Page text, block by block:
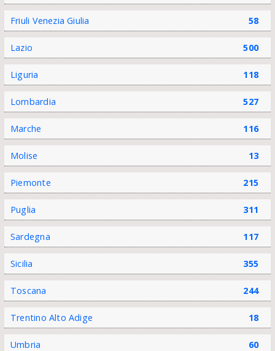
Friuli Venezia Giulia 58
Lazio 500
Liguria 118
Lombardia 527
Marche 116
Molise 13
Piemonte 215
Puglia 311
Sardegna 117
Sicilia 355
Toscana 244
Trentino Alto Adige 18
Umbria 60